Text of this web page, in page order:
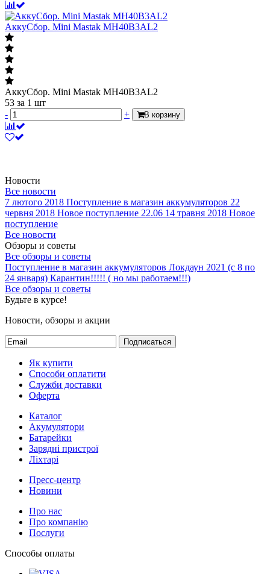
АккуСбор. Mini Mastak MH40B3AL2
АккуСбор. Mini Mastak MH40B3AL2
53 за 1 шт
-
+ В корзину
Новости
Все новости
7 лютого 2018 Поступление в магазин аккумуляторов 22
червня 2018 Новое поступление 22.06 14 травня 2018 Новое
поступление
Все новости
Обзоры и советы
Все обзоры и советы
Поступление в магазин аккумуляторов Локдаун 2021 (с 8 по
24 января) Карантин!!!!! ( но мы работаем!!!)
Все обзоры и советы
Будьте в курсе!
Новости, обзоры и акции
Подписаться
Як купити
Способи оплатити
Служби доставки
Оферта
Каталог
Акумулятори
Батарейки
Зарядні пристрої
Ліхтарі
Пресс-центр
Новини
Про нас
Про компанію
Послуги
Способы оплаты